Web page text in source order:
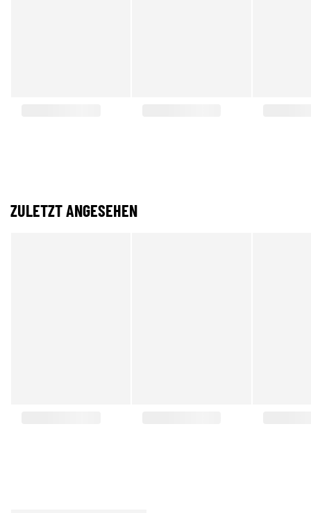
ZULETZT ANGESEHEN